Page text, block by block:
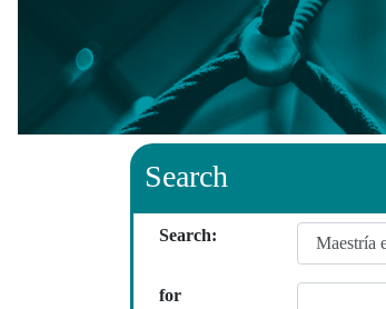
Search
Search:
for